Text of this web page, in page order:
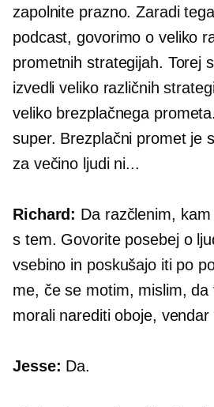
zapolnite prazno. Zaradi
podcast, govorimo o veliko
prometnih strategijah. Torej
izvedli veliko različnih
veliko brezplačnega
super. Brezplačni promet je
za večino ljudi ni...
Richard: Da razčlenim,
s tem. Govorite posebej o
vsebino in poskušajo iti po
me, če se motim, mislim,
morali narediti oboje,
Jesse: Da.